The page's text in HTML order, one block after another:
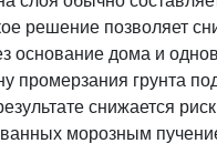
решение позволяет
основание дома и
промерзания грунта
снижается риск
морозным